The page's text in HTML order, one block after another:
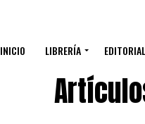
INICIO LIBRERÍA EDITORIAL